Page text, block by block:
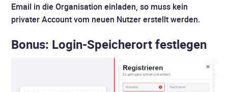
Email in die Organisation einladen, so muss kein
privater Account vom neuen Nutzer erstellt werden.
Bonus: Login-Speicherort festlegen